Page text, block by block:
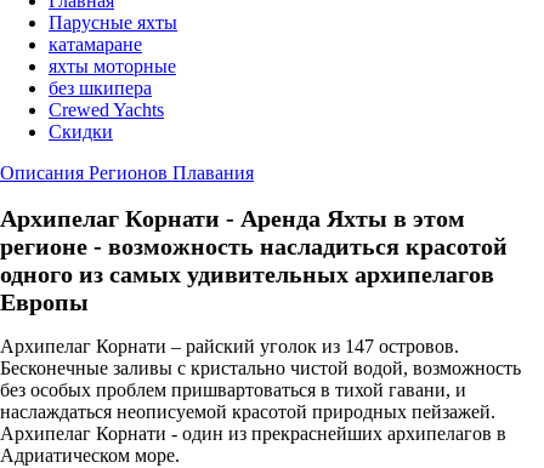
Парусные яхты
катамаране
яхты моторные
без шкипера
Crewed Yachts
Скидки
Описания Регионов Плавания
Архипелаг Корнати - Аренда Яхты в этом
регионе - возможность насладиться красотой
одного из самых удивительных архипелагов
Европы
Архипелаг Корнати – райский уголок из 147 островов.
Бесконечные заливы с кристально чистой водой, возможность
без особых проблем пришвартоваться в тихой гавани, и
наслаждаться неописуемой красотой природных пейзажей.
Архипелаг Корнати - один из прекраснейших архипелагов в
Адриатическом море.